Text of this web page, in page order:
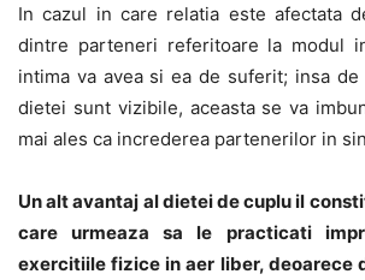
In cazul in care relatia este afectata
dintre parteneri referitoare la modul
intima va avea si ea de suferit; insa
dietei sunt vizibile, aceasta se va
mai ales ca increderea partenerilor in
Un alt avantaj al dietei de cuplu il
care urmeaza sa le practicati
exercitiile fizice in aer liber, deoarece